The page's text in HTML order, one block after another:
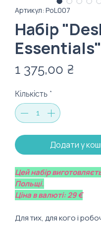
Артикул: PoL007
Набір
Essentials"
1 375,00 ₴
Кількість *
Додати у
Цей набір
Польщі.
Ціна в валюті: 29 €
Для тих, для кого і